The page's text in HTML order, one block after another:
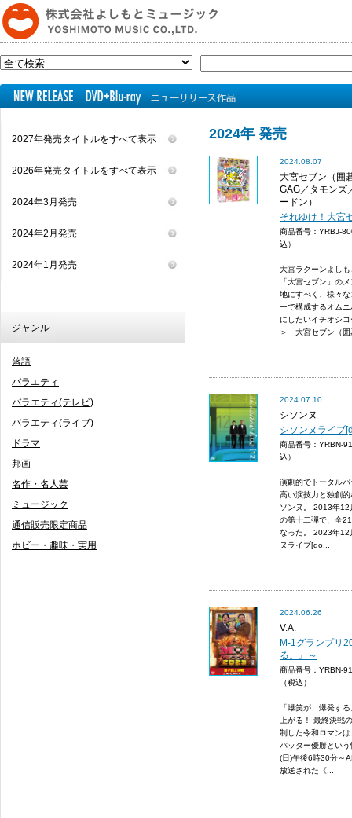
2027年発売タイトルをすべて表示
2026年発売タイトルをすべて表示
2024年3月発売
2024年2月発売
2024年1月発売
ジャンル
落語
バラエティ
バラエティ(テレビ)
バラエティ(ライブ)
ドラマ
邦画
名作・名人芸
ミュージック
通信販売限定商品
ホビー・趣味・実用
2024年 発売
2024.08.07
大宮セブン（囲
GAG／タモンズ
ードン）
それゆけ！大宮
商品番号：YRBJ-
込）
大宮ラクーンよし
「大宮セブン」の
地にすべく、様々
ーで構成するオム
にしたいイチオシ
＞ 大宮セブン（囲
2024.07.10
シソンヌ
シソンヌライブ
商品番号：YRBN-
込）
演劇的でトータル
高い演技力と独創
ソンヌ。 2013年12
の第十二弾で、全
なった。 2023年12
ヌライブ[do...
2024.06.26
V.A.
M-1グランプリ
る。』～
商品番号：YRBN-
（税込）
「爆笑が、爆発す
上がる！ 最終決戦
制した令和ロマン
バッター優勝とい
(日)午後6時30分～
放送された《...